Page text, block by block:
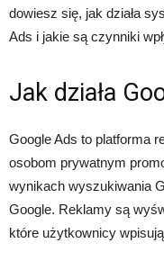
dowiesz się, jak działa
Ads i jakie są czynniki
Jak działa
Google Ads to platforma
osobom prywatnym
wynikach wyszukiwania
Google. Reklamy są
które użytkownicy